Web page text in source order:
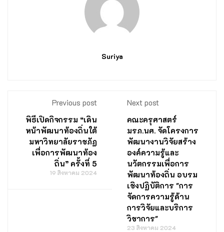
Suriya
Previous post
พิธีเปิดกิจกรรม “เดิน
หน้าพัฒนาท้องถิ่นใต้
มหาวิทยาลัยราชภัฏ
เพื่อการพัฒนาท้อง
ถิ่น” ครั้งที่ 5
19 สิงหาคม 2024
Next post
คณะครุศาสตร์
มรภ.นศ. จัดโครงการ
พัฒนางานวิจัยสร้าง
องค์ความรู้และ
นวัตกรรมเพื่อการ
พัฒนาท้องถิ่น อบรม
เชิงปฏิบัติการ "การ
จัดการความรู้ด้าน
การวิจัยและบริการ
วิชาการ"
23 สิงหาคม 2024